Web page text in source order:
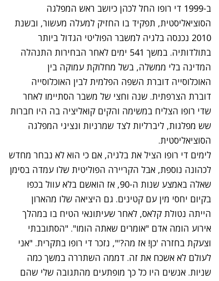
ב-1999 די רופו החל לכהן כיושב ראש המפלגה
הסוציאליסטית, תפקיד בו החזיק למעלה מעשור, ובשנת
2010 נכנסה בלגיה למשבר הפוליטי הגדול ביותר
בתולדותיה. במשך 541 ימים לאחר הבחירות התנהלה
המדינה בלי ממשלה, בשל מחלוקת עמוקה בין
האוכלוסייה דוברת השפה הפלמית לבין האוכלוסייה
דוברת הצרפתית. שנה וחצי של משבר הסתיימו לאחר
שדי רופו הצליח במשימה והקים קואליציה בה היו חברות
שש מפלגות, ליברליות לצד שמרניות ונציגי המפלגה
הסוציאליסטית.
לימים די רופו הציל את בלגיה, אם כי הוא לא נבחר מחדש
לכהונה נוספת, אבל הקריירה הפוליטית שלו עמדה בסימן
שאלה באמצע שנות ה-90, אז הואשם בלא עוול בכפו
בקיום יחסי מין עם קטינים. גם היציאה שלו מהארון
הייתה נטולת קלאס, לאחר שעיתונאי הטיח בו במהלך
אירוע הומה אדם "אומרים שאתה הומו". "הסתובבתי
וצעקת בחזרה 'כן! אז מה?'", נזכר די רופו בתקרית. "אני
לעולם לא אשכח את זה. דממה השתררה במשך כמה
שניות. אנשים היו כל כך מופתעים מהתגובה שלי שהם